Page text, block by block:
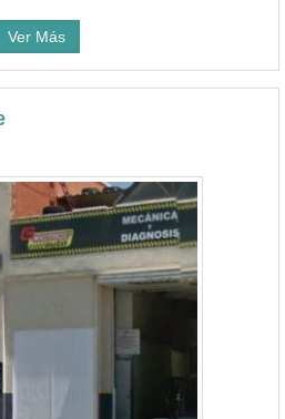
Ver Más